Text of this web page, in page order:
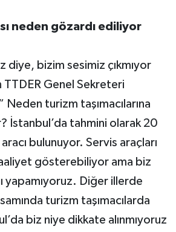
neden gözardı ediliyor
diye, bizim sesimiz çıkmıyor
TTDER Genel Sekreteri
turizm taşımacılarına
İstanbul’da tahmini olarak 20
bulunuyor. Servis araçları
gösterebiliyor ama biz
yapamıyoruz. Diğer illerde
turizm taşımacılarda
biz niye dikkate alınmıyoruz